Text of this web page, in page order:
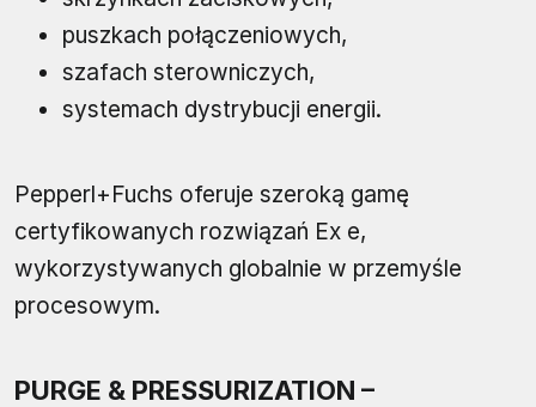
puszkach połączeniowych,
szafach sterowniczych,
systemach dystrybucji energii.
Pepperl+Fuchs oferuje szeroką gamę
certyfikowanych rozwiązań Ex e,
wykorzystywanych globalnie w przemyśle
procesowym.
PURGE & PRESSURIZATION –